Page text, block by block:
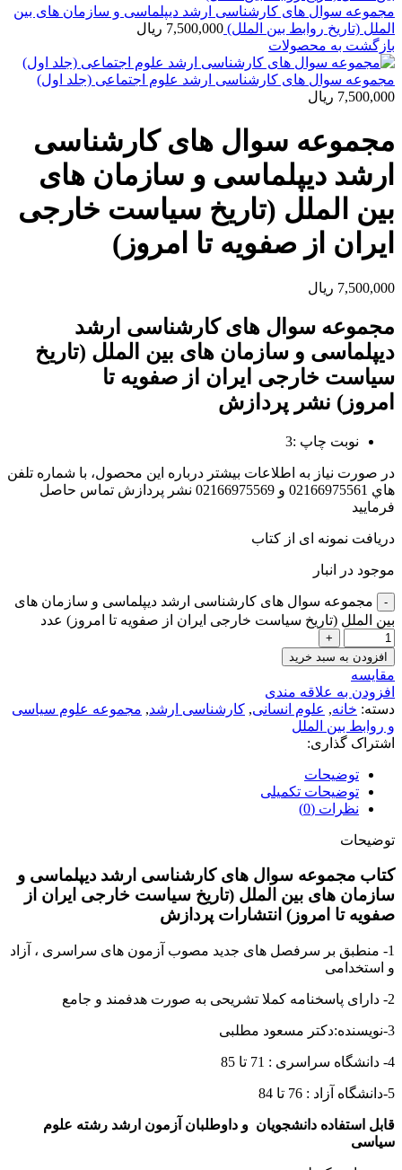
مجموعه سوال های کارشناسی ارشد دیپلماسی و سازمان های بین
الملل (تاریخ روابط بین الملل) 7,500,000 ریال
بازگشت به محصولات
مجموعه سوال های کارشناسی ارشد علوم اجتماعی (جلد اول)
7,500,000 ریال
مجموعه سوال های کارشناسی
ارشد دیپلماسی و سازمان های
بین الملل (تاریخ سیاست خارجی
ایران از صفویه تا امروز)
7,500,000 ریال
مجموعه سوال های کارشناسی ارشد
دیپلماسی و سازمان های بین الملل (تاریخ
سیاست خارجی ایران از صفویه تا
امروز) نشر پردازش
نوبت چاپ :3
در صورت نياز به اطلاعات بيشتر درباره اين محصول، با شماره تلفن
هاي 02166975561 و 02166975569 نشر پردازش تماس حاصل
فرماييد
دریافت نمونه ای از کتاب
موجود در انبار
مجموعه سوال های کارشناسی ارشد دیپلماسی و سازمان های
بین الملل (تاریخ سیاست خارجی ایران از صفویه تا امروز) عدد
افزودن به سبد خرید
مقايسه
افزودن به علاقه مندی
دسته: خانه, علوم انسانی, کارشناسی ارشد, مجموعه علوم سیاسی
و روابط بین الملل
اشتراک گذاری:
توضیحات
توضیحات تکمیلی
نظرات (0)
توضیحات
کتاب مجموعه سوال های کارشناسی ارشد دیپلماسی و
سازمان های بین الملل (تاریخ سیاست خارجی ایران از
صفویه تا امروز) انتشارات پردازش
1- منطبق بر سرفصل های جدید مصوب آزمون های سراسری ، آزاد
و استخدامی
2- دارای پاسخنامه کملا تشریحی به صورت هدفمند و جامع
3-نویسنده:دکتر مسعود مطلبی
4- دانشگاه سراسری : 71 تا 85
5-دانشگاه آزاد : 76 تا 84
قابل استفاده دانشجویان و داوطلبان آزمون ارشد رشته علوم
سیاسی